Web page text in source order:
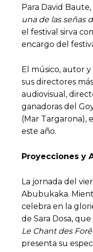
Para David
una de las señas
el festival sirva
encargo del
El músico, autor
sus directores
audiovisual,
ganadoras del
(Mar Targarona),
este año.
Proyecciones y
La jornada del
Abubukaka.
celebra en la
de Sara Dosa,
Le Chant des
presenta su